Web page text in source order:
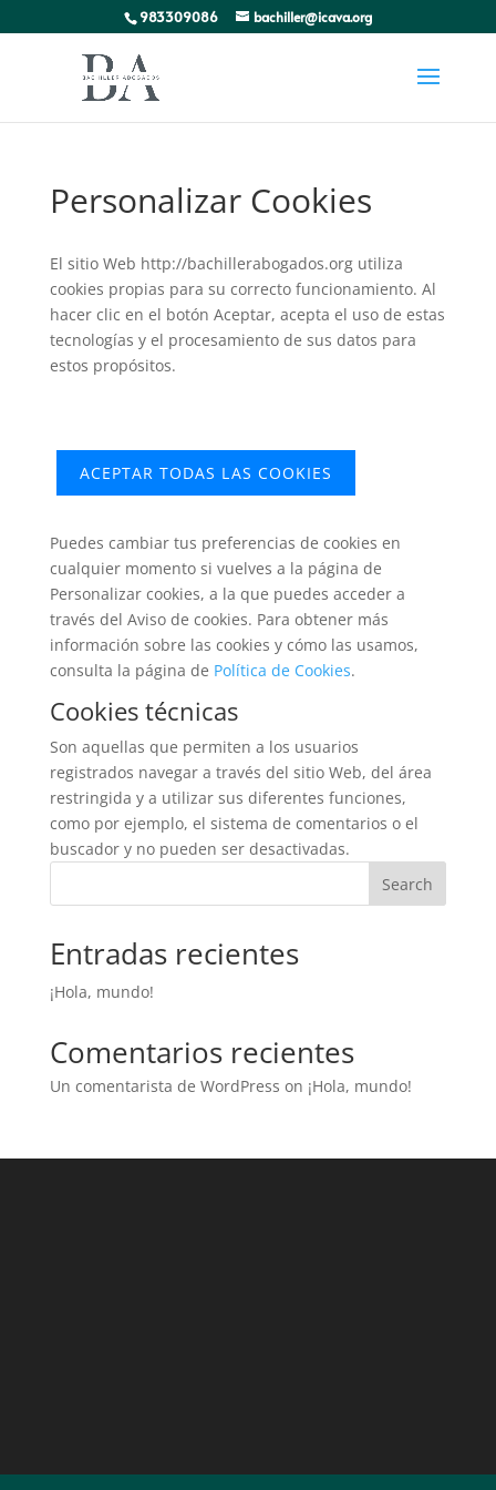
983309086 bachiller@icava.org
Personalizar Cookies
El sitio Web http://bachillerabogados.org utiliza
cookies propias para su correcto funcionamiento. Al
hacer clic en el botón Aceptar, acepta el uso de estas
tecnologías y el procesamiento de sus datos para
estos propósitos.
ACEPTAR TODAS LAS COOKIES
Puedes cambiar tus preferencias de cookies en
cualquier momento si vuelves a la página de
Personalizar cookies, a la que puedes acceder a
través del Aviso de cookies. Para obtener más
información sobre las cookies y cómo las usamos,
consulta la página de Política de Cookies.
Cookies técnicas
Son aquellas que permiten a los usuarios
registrados navegar a través del sitio Web, del área
restringida y a utilizar sus diferentes funciones,
como por ejemplo, el sistema de comentarios o el
buscador y no pueden ser desactivadas.
Search
Entradas recientes
¡Hola, mundo!
Comentarios recientes
Un comentarista de WordPress on ¡Hola, mundo!